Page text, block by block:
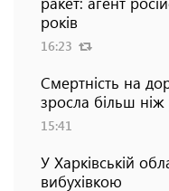
років
16:23
Смертність на
зросла більш ніж
15:41
У Харківській
вибухівкою